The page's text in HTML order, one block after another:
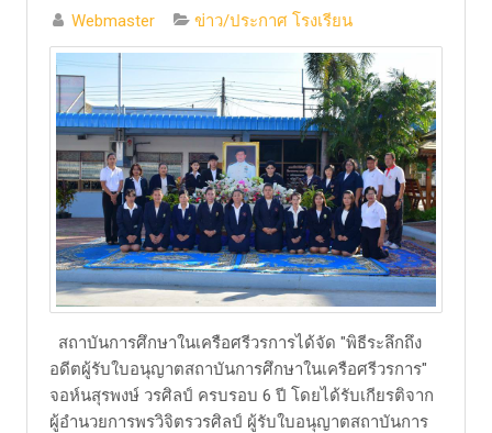
Webmaster ข่าว/ประกาศ โรงเรียน
สถาบันการศึกษาในเครือศรีวรการได้จัด "พิธีระลึกถึง
อดีตผู้รับใบอนุญาตสถาบันการศึกษาในเครือศรีวรการ"
จอห์นสุรพงษ์ วรศิลป์ ครบรอบ 6 ปี โดยได้รับเกียรติจาก
ผู้อำนวยการพรวิจิตรวรศิลป์ ผู้รับใบอนุญาตสถาบันการ